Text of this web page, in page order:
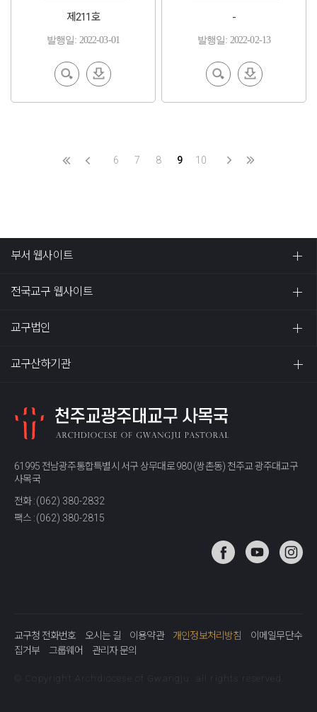
제211호
발행일: 2022-03-01
EBoo
k 보기
다운
로드
-
발행일: 2022-02-13
EBoo
k 보기
다운
로드
6 7 8 9 10
부서 웹사이트
전국교구 웹사이트
교구법인
교구산하기관
61995 전남광주통합특별시 서구 상무대로 980 (쌍촌동) 천주교 광주대교구
사목국
전화 :(062) 380-2832
팩스 :(062) 380-2815
교구청 전화번호 오시는 길 이용약관 개인정보처리방침
이메일무단수
집거부
그룹웨어 관리자 문의
© Copyright Archdiocese of Gwangju. all rights reserved.